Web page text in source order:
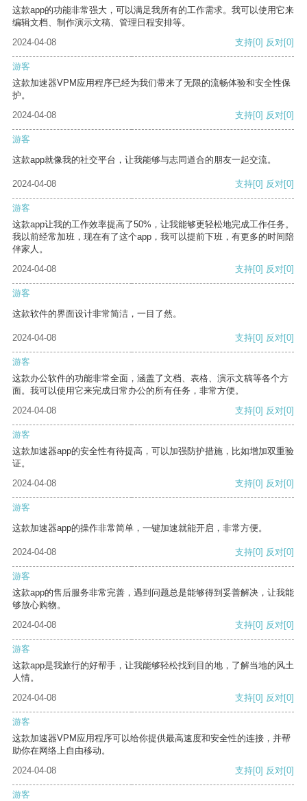
这款app的功能非常强大，可以满足我所有的工作需求。我可以使用它来
编辑文档、制作演示文稿、管理日程安排等。
2024-04-08
支持[0] 反对[0]
游客
这款加速器VPM应用程序已经为我们带来了无限的流畅体验和安全性保
护。
2024-04-08
支持[0] 反对[0]
游客
这款app就像我的社交平台，让我能够与志同道合的朋友一起交流。
2024-04-08 支持[0] 反对[0]
游客
这款app让我的工作效率提高了50%，让我能够更轻松地完成工作任务。
我以前经常加班，现在有了这个app，我可以提前下班，有更多的时间陪
伴家人。
2024-04-08
支持[0] 反对[0]
游客
这款软件的界面设计非常简洁，一目了然。
2024-04-08 支持[0] 反对[0]
游客
这款办公软件的功能非常全面，涵盖了文档、表格、演示文稿等各个方
面。我可以使用它来完成日常办公的所有任务，非常方便。
2024-04-08
支持[0] 反对[0]
游客
这款加速器app的安全性有待提高，可以加强防护措施，比如增加双重验
证。
2024-04-08
支持[0] 反对[0]
游客
这款加速器app的操作非常简单，一键加速就能开启，非常方便。
2024-04-08 支持[0] 反对[0]
游客
这款app的售后服务非常完善，遇到问题总是能够得到妥善解决，让我能
够放心购物。
2024-04-08
支持[0] 反对[0]
游客
这款app是我旅行的好帮手，让我能够轻松找到目的地，了解当地的风土
人情。
2024-04-08
支持[0] 反对[0]
游客
这款加速器VPM应用程序可以给你提供最高速度和安全性的连接，并帮
助你在网络上自由移动。
2024-04-08
支持[0] 反对[0]
游客